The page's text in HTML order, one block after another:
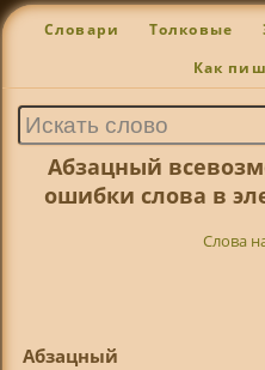
Словари Толковые
Как
Абзацный
ошибки слова в
Слова
Абзацный